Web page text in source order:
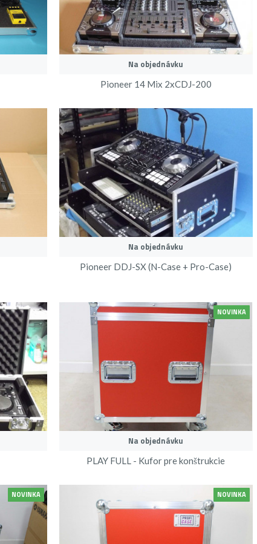
Na objednávku
Pioneer 14 Mix 2xCDJ-200
Na objednávku
Pioneer DDJ-SX (N-Case + Pro-Case)
NOVINKA
Na objednávku
PLAY FULL - Kufor pre konštrukcie
NOVINKA NOVINKA